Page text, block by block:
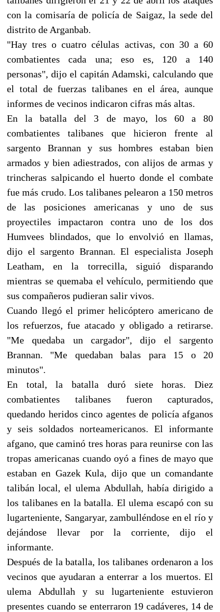
con la comisaría de policía de Saigaz, la sede del
distrito de Arganbab.
"Hay tres o cuatro células activas, con 30 a 60
combatientes cada una; eso es, 120 a 140
personas", dijo el capitán Adamski, calculando que
el total de fuerzas talibanes en el área, aunque
informes de vecinos indicaron cifras más altas.
En la batalla del 3 de mayo, los 60 a 80
combatientes talibanes que hicieron frente al
sargento Brannan y sus hombres estaban bien
armados y bien adiestrados, con alijos de armas y
trincheras salpicando el huerto donde el combate
fue más crudo. Los talibanes pelearon a 150 metros
de las posiciones americanas y uno de sus
proyectiles impactaron contra uno de los dos
Humvees blindados, que lo envolvió en llamas,
dijo el sargento Brannan. El especialista Joseph
Leatham, en la torrecilla, siguió disparando
mientras se quemaba el vehículo, permitiendo que
sus compañeros pudieran salir vivos.
Cuando llegó el primer helicóptero americano de
los refuerzos, fue atacado y obligado a retirarse.
"Me quedaba un cargador", dijo el sargento
Brannan. "Me quedaban balas para 15 o 20
minutos".
En total, la batalla duró siete horas. Diez
combatientes talibanes fueron capturados,
quedando heridos cinco agentes de policía afganos
y seis soldados norteamericanos. El informante
afgano, que caminó tres horas para reunirse con las
tropas americanas cuando oyó a fines de mayo que
estaban en Gazek Kula, dijo que un comandante
talibán local, el ulema Abdullah, había dirigido a
los talibanes en la batalla. El ulema escapó con su
lugarteniente, Sangaryar, zambulléndose en el río y
dejándose llevar por la corriente, dijo el
informante.
Después de la batalla, los talibanes ordenaron a los
vecinos que ayudaran a enterrar a los muertos. El
ulema Abdullah y su lugarteniente estuvieron
presentes cuando se enterraron 19 cadáveres, 14 de